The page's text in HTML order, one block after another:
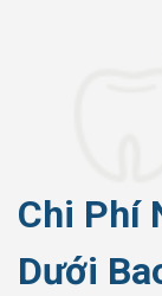
Chi Phí
Dưới